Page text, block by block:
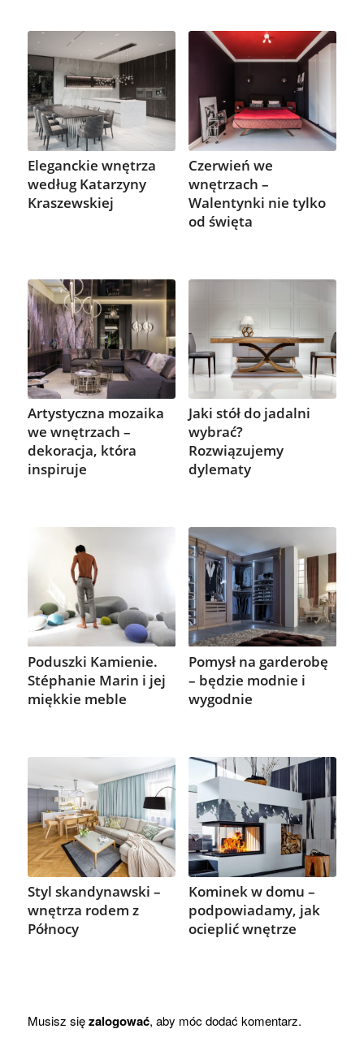
Eleganckie wnętrza
według Katarzyny
Kraszewskiej
Czerwień we
wnętrzach –
Walentynki nie tylko
od święta
Artystyczna mozaika
we wnętrzach –
dekoracja, która
inspiruje
Jaki stół do jadalni
wybrać?
Rozwiązujemy
dylematy
Poduszki Kamienie.
Stéphanie Marin i jej
miękkie meble
Pomysł na garderobę
– będzie modnie i
wygodnie
Styl skandynawski –
wnętrza rodem z
Północy
Kominek w domu –
podpowiadamy, jak
ocieplić wnętrze
Musisz sięzalogować, aby móc dodać komentarz.